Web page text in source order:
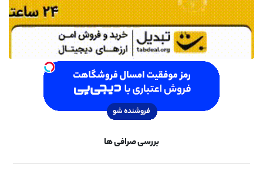
بررسی صرافی ها